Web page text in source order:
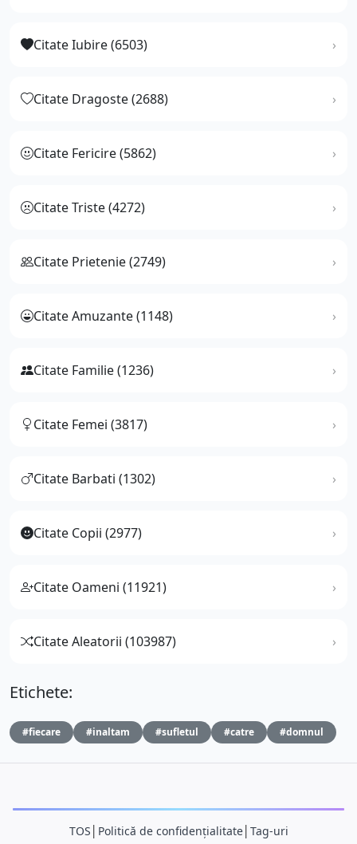
Citate Iubire (6503)
Citate Dragoste (2688)
Citate Fericire (5862)
Citate Triste (4272)
Citate Prietenie (2749)
Citate Amuzante (1148)
Citate Familie (1236)
Citate Femei (3817)
Citate Barbati (1302)
Citate Copii (2977)
Citate Oameni (11921)
Citate Aleatorii (103987)
Etichete:
#fiecare #inaltam #sufletul #catre #domnul
TOS Politică de confidențialitate│ Tag-uri